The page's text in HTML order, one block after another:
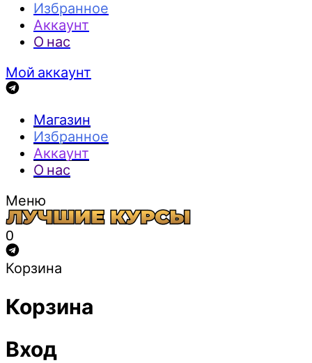
Избранное
Аккаунт
О нас
Мой аккаунт
Магазин
Избранное
Аккаунт
О нас
Меню
0
Корзина
Корзина
Вход